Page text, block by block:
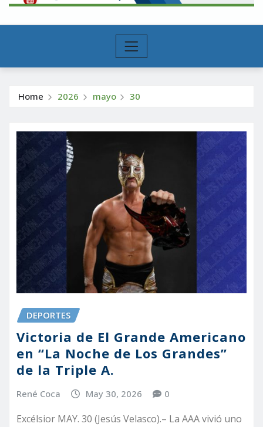
Home 2026 mayo 30
DEPORTES
Victoria de El Grande Americano
en “La Noche de Los Grandes”
de la Triple A.
René Coca May 30, 2026 0
Excélsior MAY. 30 (Jesús Velasco).– La AAA vivió uno